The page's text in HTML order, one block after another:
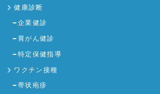
健康診断
企業健診
胃がん健診
特定保健指導
ワクチン接種
帯状疱疹